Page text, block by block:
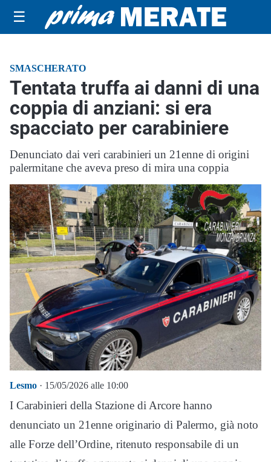
☰
SMASCHERATO
Tentata truffa ai danni di una
coppia di anziani: si era
spacciato per carabiniere
Denunciato dai veri carabinieri un 21enne di origini
palermitane che aveva preso di mira una coppia
Lesmo · 15/05/2026 alle 10:00
I Carabinieri della Stazione di Arcore hanno
denunciato un 21enne originario di Palermo, già noto
alle Forze dell’Ordine, ritenuto responsabile di un